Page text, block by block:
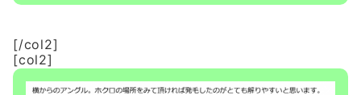
[/col2]
[col2]